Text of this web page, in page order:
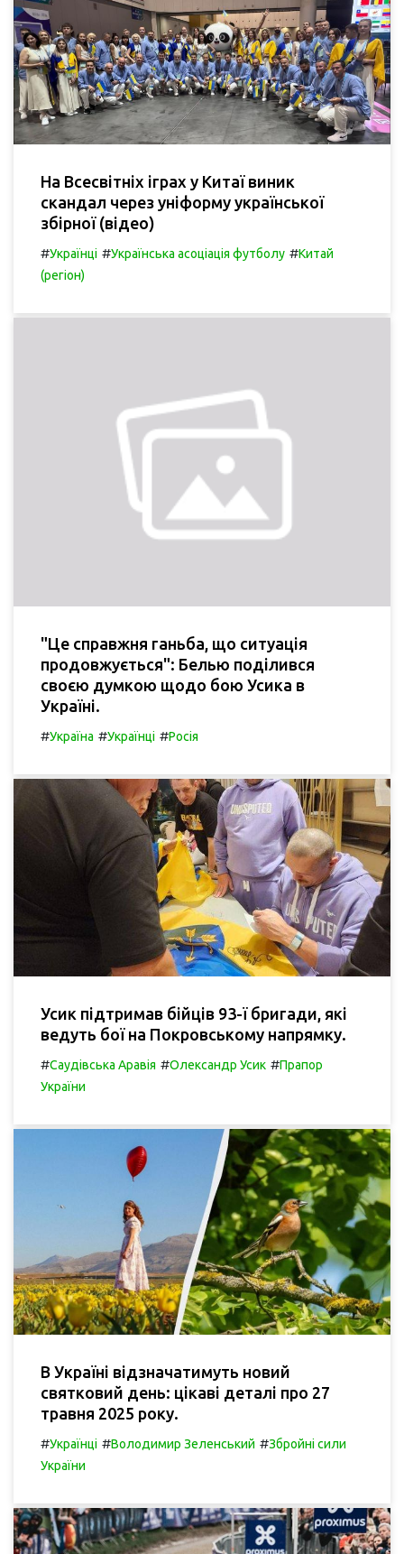
На Всесвітніх іграх у Китаї виник
скандал через уніформу української
збірної (відео)
#Українці #Українська асоціація футболу #Китай
(регіон)
"Це справжня ганьба, що ситуація
продовжується": Белью поділився
своєю думкою щодо бою Усика в
Україні.
#Україна #Українці #Росія
Усик підтримав бійців 93-ї бригади, які
ведуть бої на Покровському напрямку.
#Саудівська Аравія #Олександр Усик #Прапор
України
В Україні відзначатимуть новий
святковий день: цікаві деталі про 27
травня 2025 року.
#Українці #Володимир Зеленський #Збройні сили
України